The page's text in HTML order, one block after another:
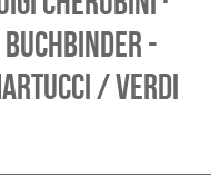
-
/ VERDI